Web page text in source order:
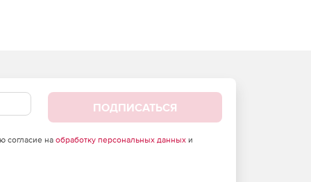
ПОДПИСАТЬСЯ
согласие на обработку персональных данныхи